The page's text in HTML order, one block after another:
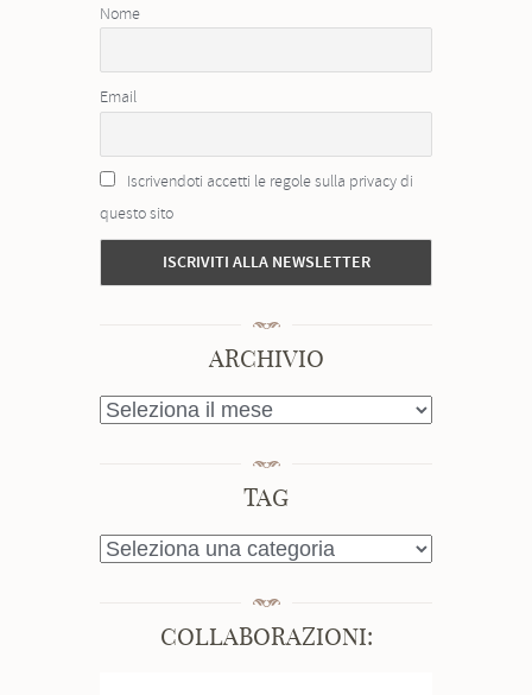
Nome
Email
Iscrivendoti accetti le regole sulla privacy di
questo sito
ARCHIVIO
ARCHIVIO
TAG
TAG
COLLABORAZIONI: